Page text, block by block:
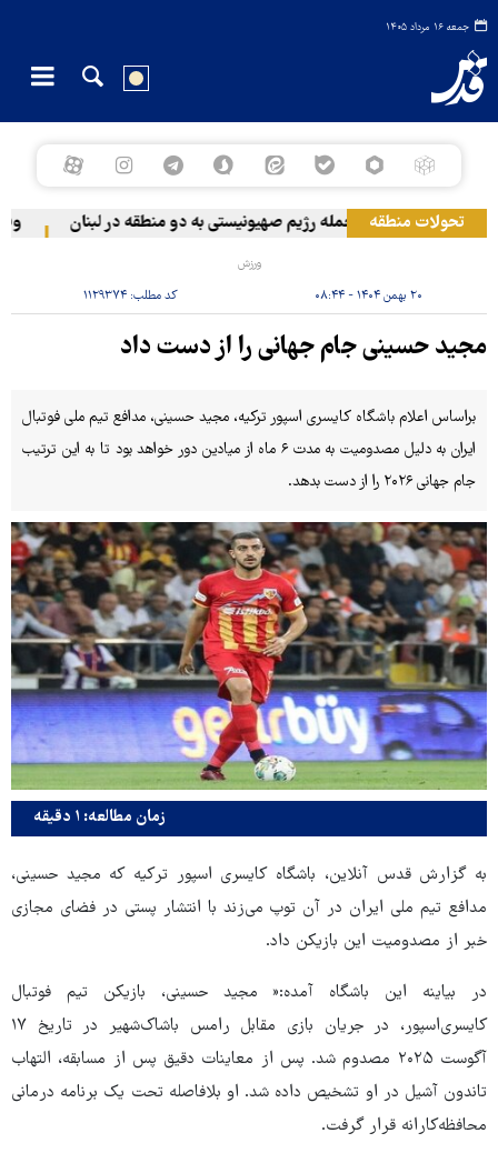
جمعه ۱۶ مرداد ۱۴۰۵
تحولات منطقه حمله رژیم صهیونیستی به دو منطقه در لبنان
ورزش
۲۰ بهمن ۱۴۰۴ - ۰۸:۴۴ کد مطلب:۱۱۲۹۳۷۴
مجید حسینی جام جهانی را از دست داد
براساس اعلام باشگاه کایسری اسپور ترکیه، مجید حسینی، مدافع تیم ملی فوتبال
ایران به دلیل مصدومیت به مدت ۶ ماه از میادین دور خواهد بود تا به این ترتیب
جام جهانی ۲۰۲۶ را از دست بدهد.
زمان مطالعه: ۱ دقیقه
به گزارش قدس آنلاین، باشگاه کایسری اسپور ترکیه که مجید حسینی،
مدافع تیم ملی ایران در آن توپ می‌زند با انتشار پستی در فضای مجازی
خبر از مصدومیت این بازیکن داد.
در بیاینه این باشگاه آمده:« مجید حسینی، بازیکن تیم فوتبال
کایسری‌اسپور، در جریان بازی مقابل رامس باشاک‌شهیر در تاریخ ۱۷
آگوست ۲۰۲۵ مصدوم شد. پس از معاینات دقیق پس از مسابقه، التهاب
تاندون آشیل در او تشخیص داده شد. او بلافاصله تحت یک برنامه درمانی
محافظه‌کارانه قرار گرفت.